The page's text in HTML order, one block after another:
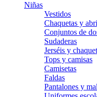
Niñas
Vestidos
Chaquetas y
Conjuntos de
Sudaderas
Jerséis y
Tops y camisas
Camisetas
Faldas
Pantalones y